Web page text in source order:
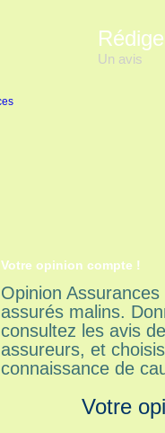
Un avis
Votre opinion compte !
Opinion
assurés malins.
consultez les avis
assureurs, et
connaissance de
Votre